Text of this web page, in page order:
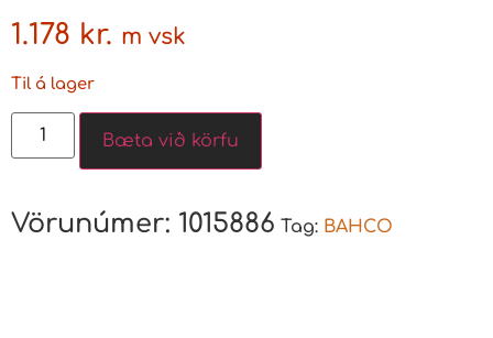
1.178 kr. m vsk
Til á lager
Bæta við körfu
Vörunúmer: 1015886 Tag: BAHCO